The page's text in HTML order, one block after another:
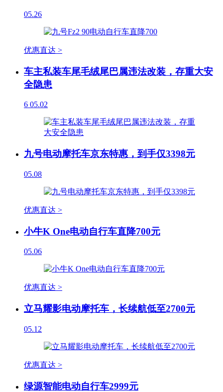
05.26
优惠直达 >
车主私装车尾毛绒尾巴属违法改装，存重大安
全隐患
6 05.02
九号电动摩托车京东特惠，到手仅3398元
05.08
优惠直达 >
小牛K One电动自行车直降700元
05.06
优惠直达 >
立马耀影电动摩托车，长续航低至2700元
05.12
优惠直达 >
绿源智能电动自行车2999元